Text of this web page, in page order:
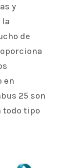
y
la
de
en
25 son
todo tipo